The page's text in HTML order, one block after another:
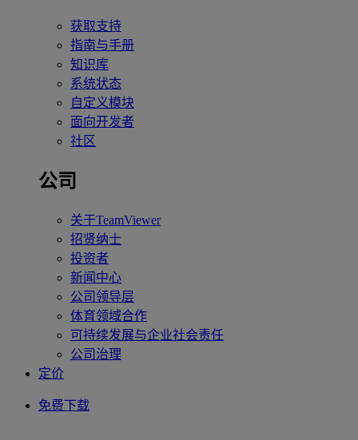
获取支持
指南与手册
知识库
系统状态
自定义模块
面向开发者
社区
公司
关于TeamViewer
招贤纳士
投资者
新闻中心
公司领导层
体育领域合作
可持续发展与企业社会责任
公司治理
定价
免费下载